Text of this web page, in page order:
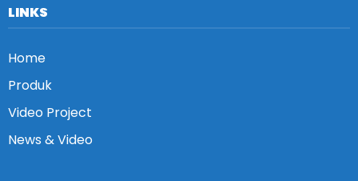
LINKS
Home
Produk
Video Project
News & Video